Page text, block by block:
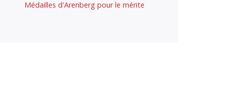
Médailles d'Arenberg pour le mérite